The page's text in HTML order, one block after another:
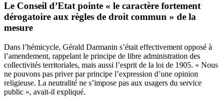
Le Conseil d’Etat pointe « le caractère fortement
dérogatoire aux règles de droit commun » de la
mesure
Dans l’hémicycle, Gérald Darmanin s’était effectivement opposé à
l’amendement, rappelant le principe de libre administration des
collectivités territoriales, mais aussi l’esprit de la loi de 1905. « Nous
ne pouvons pas priver par principe l’expression d’une opinion
religieuse. La neutralité ne s’impose pas aux usagers du service
public », avait-il expliqué.